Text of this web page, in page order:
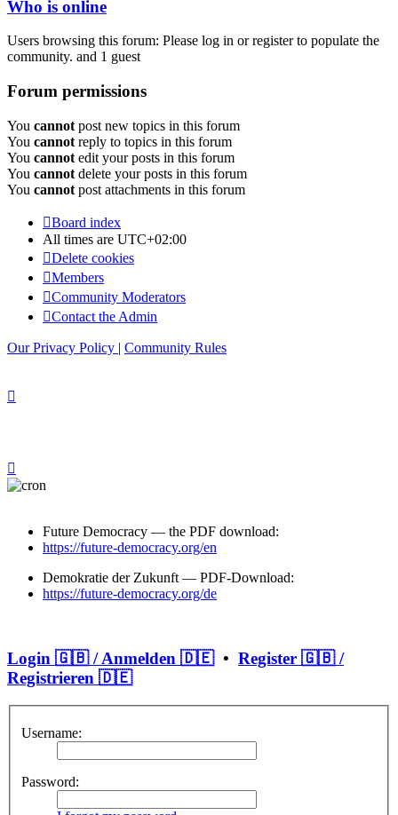
Who is online
Users browsing this forum: Please log in or register to populate the
community. and 1 guest
Forum permissions
You cannot post new topics in this forum
You cannot reply to topics in this forum
You cannot edit your posts in this forum
You cannot delete your posts in this forum
You cannot post attachments in this forum
Board index
All times are UTC+02:00
Delete cookies
Members
Community Moderators
Contact the Admin
Our Privacy Policy | Community Rules
Future Democracy — the PDF download:
https://future-democracy.org/en
Demokratie der Zukunft — PDF-Download:
https://future-democracy.org/de
Login 🇬🇧 / Anmelden 🇩🇪• Register 🇬🇧 /
Registrieren 🇩🇪
Username:
Password: